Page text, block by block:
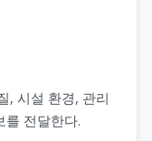
, 시설 환경, 관리
를 전달한다.